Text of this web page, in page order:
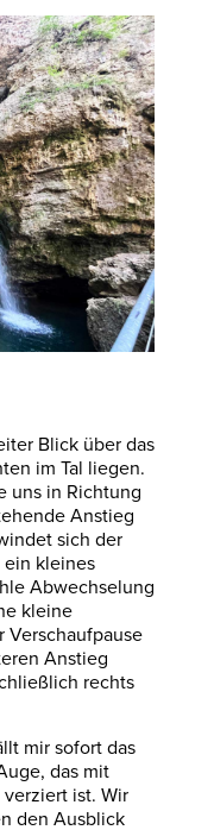
Blick über das
im Tal liegen.
uns in Richtung
Anstieg
sich der
ein kleines
Abwechselung
kleine
Verschaufpause
Anstieg
rechts
mir sofort das
das mit
ist. Wir
den Ausblick